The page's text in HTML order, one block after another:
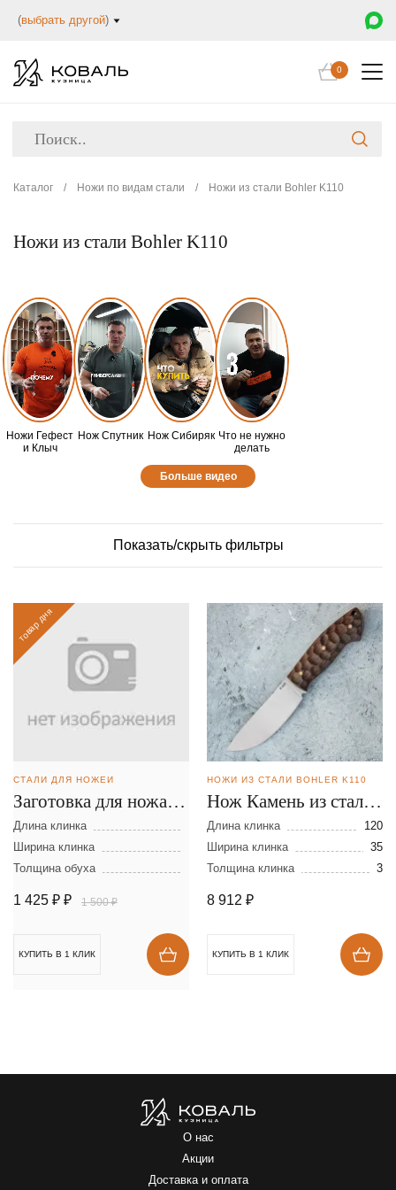
(выбрать другой)
0
Каталог / Ножи по видам стали / Ножи из стали Bohler K110
Ножи из стали Bohler K110
Ножи Гефест
и Клыч
Нож Спутник Нож Сибиряк Что не нужно
делать
Больше видео
Показать/скрыть фильтры
товар дня
СТАЛИ ДЛЯ НОЖЕЙ
Заготовка для ножа из
стали D-2 размеры:
300х40х2,5 мм
Длина клинка
Ширина клинка
Толщина обуха
1 425 ₽ ₽ 1 500 ₽
КУПИТЬ В 1 КЛИК
НОЖИ ИЗ СТАЛИ BOHLER K110
Нож Камень из стали
К110
Длина клинка
120
Ширина клинка
35
Толщина клинка
3
8 912 ₽
КУПИТЬ В 1 КЛИК
О нас
Акции
Доставка и оплата